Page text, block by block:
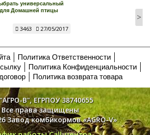
универсальный
Домашней птицы
3463 27/05/2017
>
Политика Ответственности
Политика Конфиденциальности
Политика возврата товара
В", ЕГРПОУ 38740655
Все права защищены
Завод комбикормов «AGRO-V»